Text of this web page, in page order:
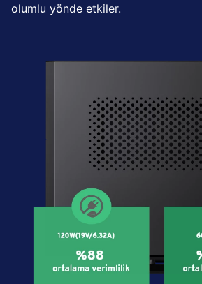
olumlu yönde etkiler.